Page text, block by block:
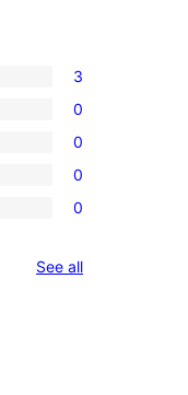
3
0
0
0
0
See allreviews